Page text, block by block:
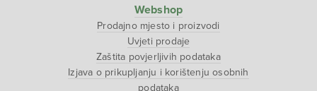
Webshop
Prodajno mjesto i proizvodi
Uvjeti prodaje
Zaštita povjerljivih podataka
Izjava o prikupljanju i korištenju osobnih
podataka